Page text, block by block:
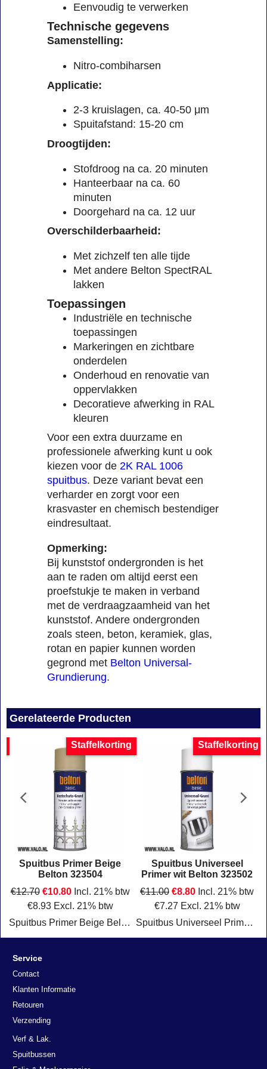
Eenvoudig te verwerken
Technische gegevens
Samenstelling:
Nitro-combiharsen
Applicatie:
2-3 kruislagen, ca. 40-50 μm
Spuitafstand: 15-20 cm
Droogtijden:
Stofdroog na ca. 20 minuten
Hanteerbaar na ca. 60
minuten
Doorgehard na ca. 12 uur
Overschilderbaarheid:
Met zichzelf ten alle tijde
Met andere Belton SpectRAL
lakken
Toepassingen
Industriële en technische
toepassingen
Markeringen en zichtbare
onderdelen
Onderhoud en renovatie van
oppervlakken
Decoratieve afwerking in RAL
kleuren
Voor een extra duurzame en
professionele afwerking kunt u ook
kiezen voor de 2K RAL 1006
spuitbus. Deze variant bevat een
verharder en zorgt voor een
krasvaster en chemisch bestendiger
eindresultaat.
Opmerking:
Bij kunststof ondergronden is het
aan te raden om altijd eerst een
proefstukje te maken in verband
met de verdraagzaamheid van het
kunststof. Andere ondergronden
zoals steen, beton, keramiek, glas,
rotan en papier kunnen worden
gegrond met Belton Universal-
Grundierung.
Gerelateerde Producten
Staffelkorting
Spuitbus Primer Beige
Belton 323504
€12.70 €10.80 Incl. 21% btw
€8.93 Excl. 21% btw
Spuitbus Primer Beige Belton 323504
Staffelkorting
Spuitbus Universeel
Primer wit Belton 323502
€11.00 €8.80 Incl. 21% btw
€7.27 Excl. 21% btw
Spuitbus Universeel Primer wit 323502 Belton
Service
Contact
Klanten Informatie
Retouren
Verzending
Verf & Lak.
Spuitbussen